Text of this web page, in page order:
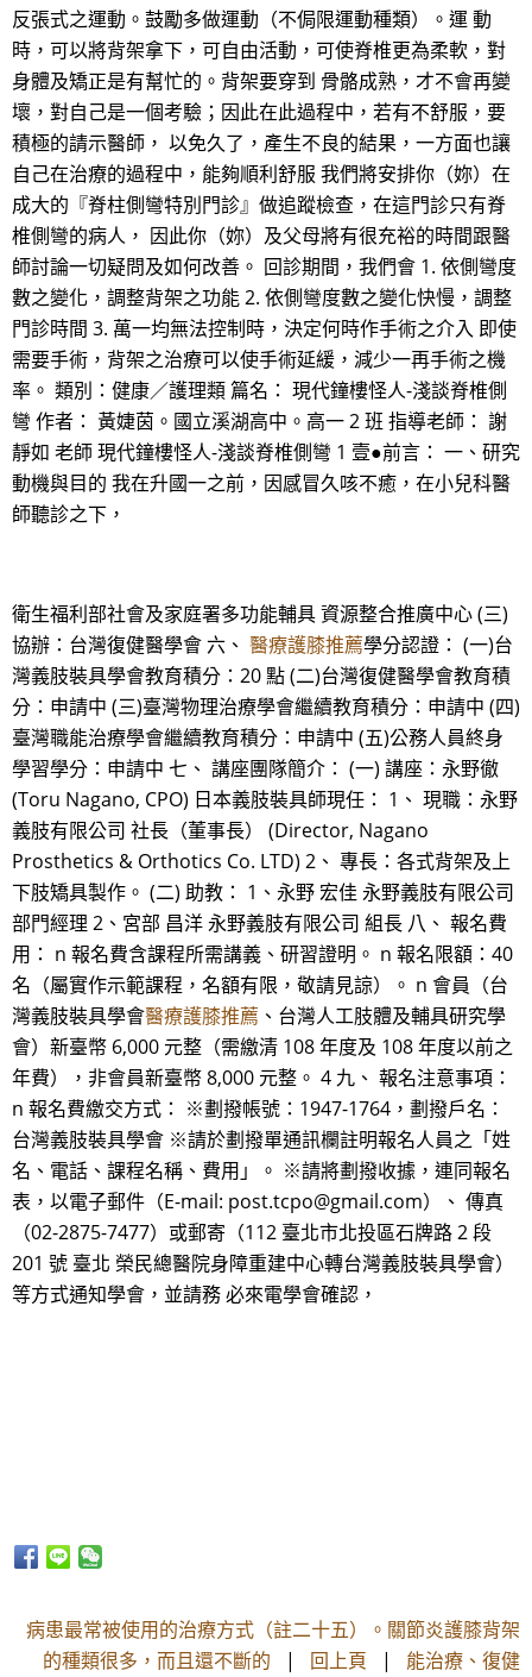
反張式之運動。鼓勵多做運動（不侷限運動種類）。運 動
時，可以將背架拿下，可自由活動，可使脊椎更為柔軟，對
身體及矯正是有幫忙的。背架要穿到 骨骼成熟，才不會再變
壞，對自己是一個考驗；因此在此過程中，若有不舒服，要
積極的請示醫師， 以免久了，產生不良的結果，一方面也讓
自己在治療的過程中，能夠順利舒服 我們將安排你（妳）在
成大的『脊柱側彎特別門診』做追蹤檢查，在這門診只有脊
椎側彎的病人， 因此你（妳）及父母將有很充裕的時間跟醫
師討論一切疑問及如何改善。 回診期間，我們會 1. 依側彎度
數之變化，調整背架之功能 2. 依側彎度數之變化快慢，調整
門診時間 3. 萬一均無法控制時，決定何時作手術之介入 即使
需要手術，背架之治療可以使手術延緩，減少一再手術之機
率。 類別：健康／護理類 篇名： 現代鐘樓怪人-淺談脊椎側
彎 作者： 黃婕茵。國立溪湖高中。高一 2 班 指導老師： 謝
靜如 老師 現代鐘樓怪人-淺談脊椎側彎 1 壹●前言： 一、研究
動機與目的 我在升國一之前，因感冒久咳不癒，在小兒科醫
師聽診之下，
衛生福利部社會及家庭署多功能輔具 資源整合推廣中心 (三)
協辦：台灣復健醫學會 六、 醫療護膝推薦學分認證： (一)台
灣義肢裝具學會教育積分：20 點 (二)台灣復健醫學會教育積
分：申請中 (三)臺灣物理治療學會繼續教育積分：申請中 (四)
臺灣職能治療學會繼續教育積分：申請中 (五)公務人員終身
學習學分：申請中 七、 講座團隊簡介： (一) 講座：永野徹
(Toru Nagano, CPO) 日本義肢裝具師現任： 1、 現職：永野
義肢有限公司 社長（董事長） (Director, Nagano
Prosthetics & Orthotics Co. LTD) 2、 專長：各式背架及上
下肢矯具製作。 (二) 助教： 1、永野 宏佳 永野義肢有限公司
部門經理 2、宮部 昌洋 永野義肢有限公司 組長 八、 報名費
用： n 報名費含課程所需講義、研習證明。 n 報名限額：40
名（屬實作示範課程，名額有限，敬請見諒）。 n 會員（台
灣義肢裝具學會醫療護膝推薦 、台灣人工肢體及輔具研究學
會）新臺幣 6,000 元整（需繳清 108 年度及 108 年度以前之
年費），非會員新臺幣 8,000 元整。 4 九、 報名注意事項：
n 報名費繳交方式： ※劃撥帳號：1947-1764，劃撥戶名：
台灣義肢裝具學會 ※請於劃撥單通訊欄註明報名人員之「姓
名、電話、課程名稱、費用」。 ※請將劃撥收據，連同報名
表，以電子郵件（E-mail: post.tcpo@gmail.com）、 傳真
（02-2875-7477）或郵寄（112 臺北市北投區石牌路 2 段
201 號 臺北 榮民總醫院身障重建中心轉台灣義肢裝具學會）
等方式通知學會，並請務 必來電學會確認，
病患最常被使用的治療方式（註二十五）。關節炎護膝背架
的種類很多，而且還不斷的 | 回上頁 | 能治療、復健